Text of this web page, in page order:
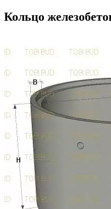
Кольцо